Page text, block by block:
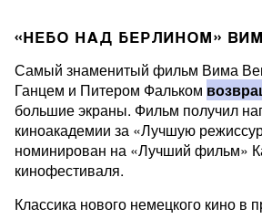
«НЕБО НАД БЕРЛИНОМ»
Самый знаменитый фильм Вима
Ганцем и Питером Фальком
большие экраны. Фильм получил
киноакадемии за «Лучшую
номинирован на «Лучший фильм»
кинофестиваля.
Классика нового немецкого кино в